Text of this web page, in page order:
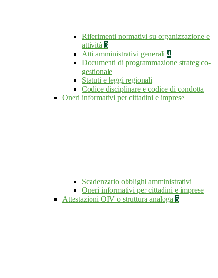
Riferimenti normativi su organizzazione e
attività 3
Atti amministrativi generali 4
Documenti di programmazione strategico-
gestionale
Statuti e leggi regionali
Codice disciplinare e codice di condotta
Oneri informativi per cittadini e imprese
Scadenzario obblighi amministrativi
Oneri informativi per cittadini e imprese
Attestazioni OIV o struttura analoga 5